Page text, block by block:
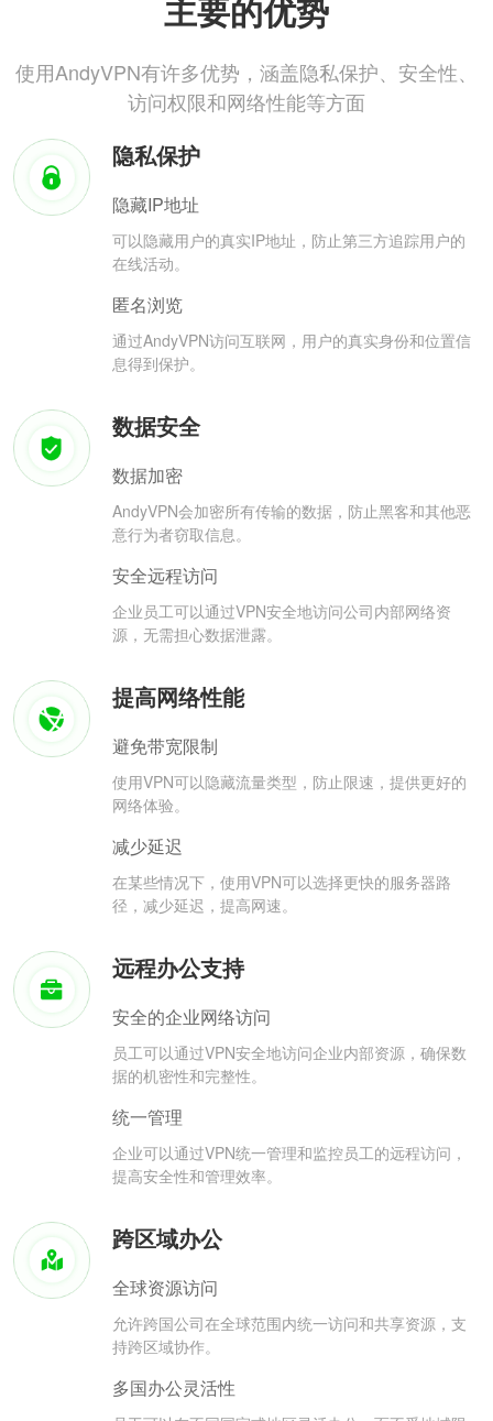
主要的优势
使用AndyVPN有许多优势，涵盖隐私保护、安全性、
访问权限和网络性能等方面
隐私保护
隐藏IP地址
可以隐藏用户的真实IP地址，防止第三方追踪用户的
在线活动。
匿名浏览
通过AndyVPN访问互联网，用户的真实身份和位置信
息得到保护。
数据安全
数据加密
AndyVPN会加密所有传输的数据，防止黑客和其他恶
意行为者窃取信息。
安全远程访问
企业员工可以通过VPN安全地访问公司内部网络资
源，无需担心数据泄露。
提高网络性能
避免带宽限制
使用VPN可以隐藏流量类型，防止限速，提供更好的
网络体验。
减少延迟
在某些情况下，使用VPN可以选择更快的服务器路
径，减少延迟，提高网速。
远程办公支持
安全的企业网络访问
员工可以通过VPN安全地访问企业内部资源，确保数
据的机密性和完整性。
统一管理
企业可以通过VPN统一管理和监控员工的远程访问，
提高安全性和管理效率。
跨区域办公
全球资源访问
允许跨国公司在全球范围内统一访问和共享资源，支
持跨区域协作。
多国办公灵活性